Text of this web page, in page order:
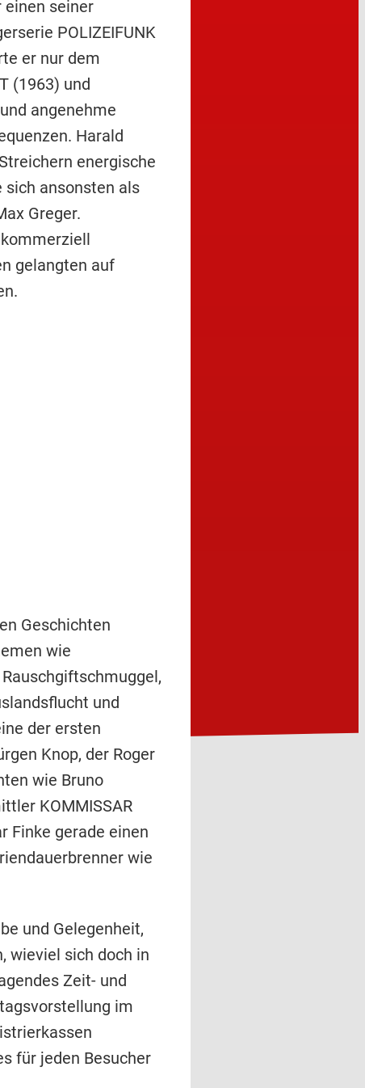
seiner
POLIZEIFUNK
er nur dem
(1963) und
angenehme
Harald
energische
ansonsten als
Greger.
gelangten auf
Geschichten
wie
und
der ersten
Knop, der Roger
wie Bruno
KOMMISSAR
Finke gerade einen
wie
und Gelegenheit,
wieviel sich doch in
Zeit- und
im
für jeden Besucher